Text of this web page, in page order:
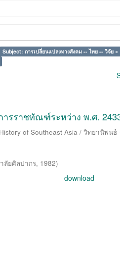
Subject: การเปลี่ยนแปลงทางสังคม -- ไทย -- วิจัย ×
รราชทัณฑ์ระหว่าง พ.ศ.
of Southeast Asia / วิทยานิพนธ์
ลัยศิลปากร, 1982)
download